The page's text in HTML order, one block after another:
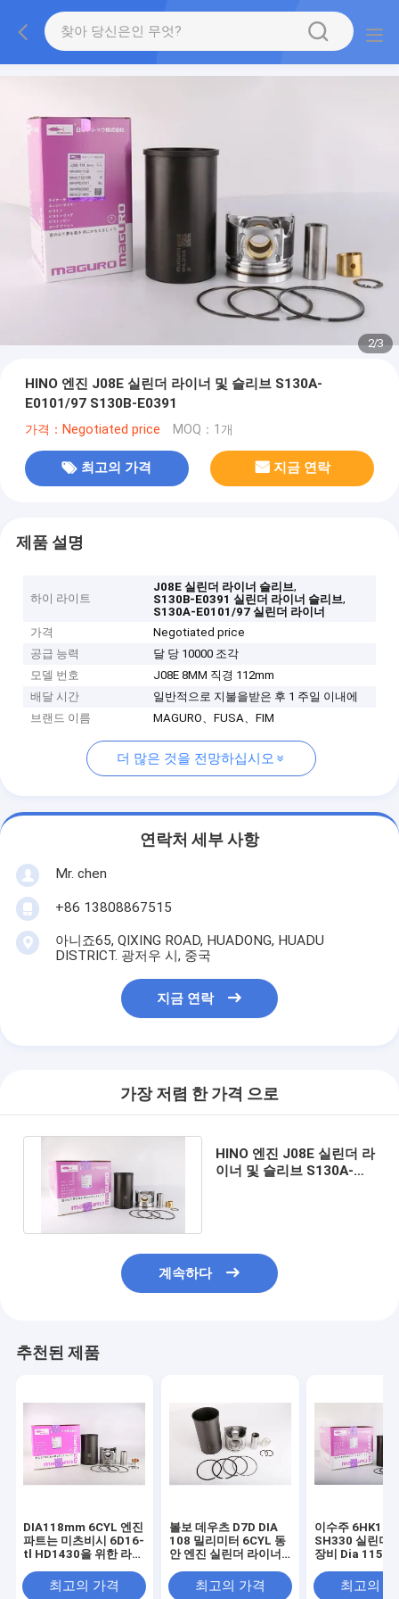
2/3
HINO 엔진 J08E 실린더 라이너 및 슬리브 S130A-
E0101/97 S130B-E0391
가격：Negotiated price MOQ：1개
최고의 가격 지금 연락
제품 설명
하이 라이트
J08E 실린더 라이너 슬리브,
S130B-E0391 실린더 라이너 슬리브,
S130A-E0101/97 실린더 라이너
가격
Negotiated price
공급 능력
달 당 10000 조각
모델 번호
J08E 8MM 직경 112mm
배달 시간
일반적으로 지불을받은 후 1 주일 이내에
브랜드 이름
MAGURO、FUSA、FIM
더 많은 것을 전망하십시오
연락처 세부 사항
Mr. chen
+86 13808867515
아니죠65, QIXING ROAD, HUADONG, HUADU
DISTRICT. 광저우 시, 중국
지금 연락
가장 저렴 한 가격 으로
HINO 엔진 J08E 실린더 라
이너 및 슬리브 S130A-
계속하다
추천된 제품
DIA118mm 6CYL 엔진
파트는 미츠비시 6D16-
tl HD1430을 위한 라이
니다
최고의 가격
볼보 데우츠 D7D DIA
108 밀리미터 6CYL 동
안 엔진 실린더 라이너
최고의 가격
이수주 6HK1T
SH330 실린더
장비 Dia 115
최고의